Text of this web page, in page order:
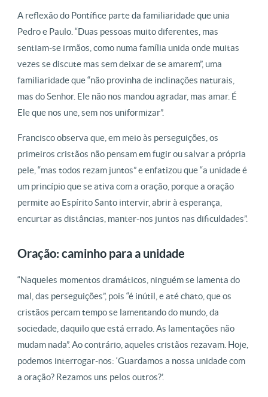
A reflexão do Pontífice parte da familiaridade que unia
Pedro e Paulo. “Duas pessoas muito diferentes, mas
sentiam-se irmãos, como numa família unida onde muitas
vezes se discute mas sem deixar de se amarem”, uma
familiaridade que “não provinha de inclinações naturais,
mas do Senhor. Ele não nos mandou agradar, mas amar. É
Ele que nos une, sem nos uniformizar”.
Francisco observa que, em meio às perseguições, os
primeiros cristãos não pensam em fugir ou salvar a própria
pele, “mas todos rezam juntos” e enfatizou que “a unidade é
um princípio que se ativa com a oração, porque a oração
permite ao Espírito Santo intervir, abrir à esperança,
encurtar as distâncias, manter-nos juntos nas dificuldades”.
Oração: caminho para a unidade
“Naqueles momentos dramáticos, ninguém se lamenta do
mal, das perseguições”, pois “é inútil, e até chato, que os
cristãos percam tempo se lamentando do mundo, da
sociedade, daquilo que está errado. As lamentações não
mudam nada”. Ao contrário, aqueles cristãos rezavam. Hoje,
podemos interrogar-nos: ‘Guardamos a nossa unidade com
a oração? Rezamos uns pelos outros?’.